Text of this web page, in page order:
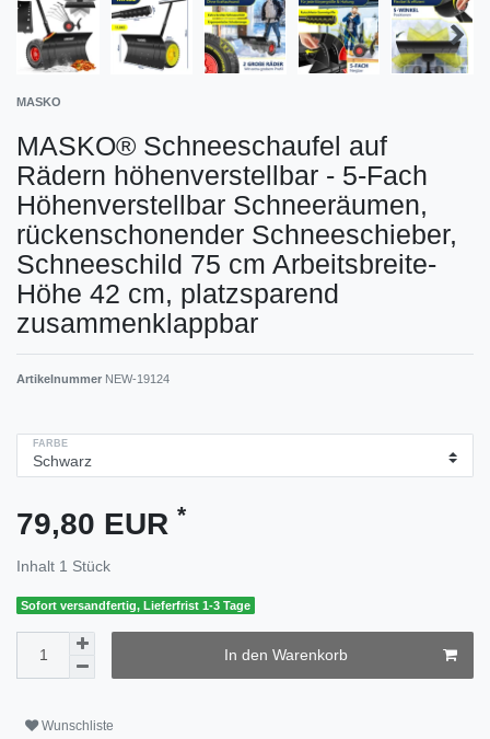
MASKO
MASKO® Schneeschaufel auf
Rädern höhenverstellbar - 5-Fach
Höhenverstellbar Schneeräumen,
rückenschonender Schneeschieber,
Schneeschild 75 cm Arbeitsbreite-
Höhe 42 cm, platzsparend
zusammenklappbar
Artikelnummer NEW-19124
FARBE
79,80 EUR *
Inhalt 1 Stück
Sofort versandfertig, Lieferfrist 1-3 Tage
In den Warenkorb
Wunschliste